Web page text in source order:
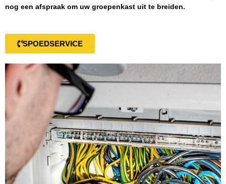
nog een afspraak om uw groepenkast uit te breiden.
SPOEDSERVICE